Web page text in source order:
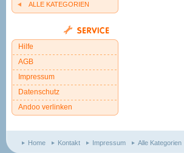
ALLE KATEGORIEN
Hilfe
AGB
Impressum
Datenschutz
Andoo verlinken
Home Kontakt Impressum Alle Kategorien